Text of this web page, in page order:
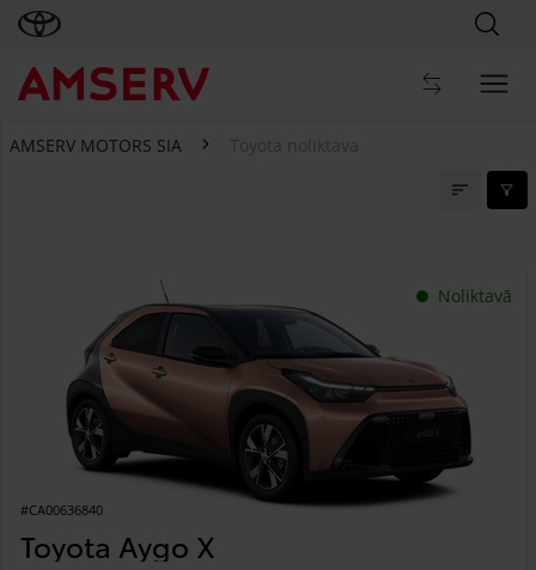
AMSERV MOTORS SIA Toyota noliktava
Noliktavā
#CA00636840
Toyota Aygo X